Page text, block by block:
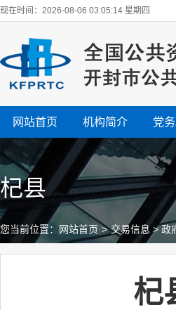
现在时间：2026-08-06 03:05:14 星期四
网站首页 机构简介 党
杞县
您当前位置： 网站首页 > 交易信息 >政
杞